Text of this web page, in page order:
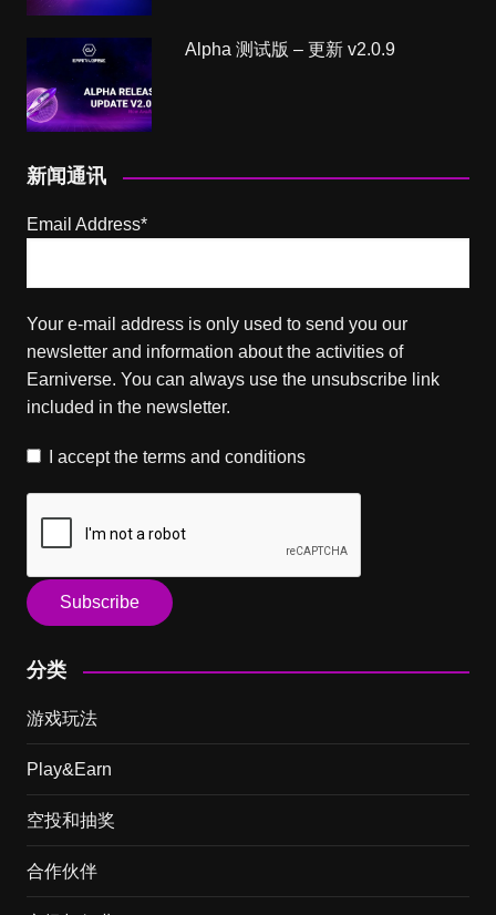
Alpha 测试版 – 更新 v2.0.9
新闻通讯
Email Address*
Your e-mail address is only used to send you our
newsletter and information about the activities of
Earniverse. You can always use the unsubscribe link
included in the newsletter.
I accept the terms and conditions
分类
游戏玩法
Play&Earn
空投和抽奖
合作伙伴